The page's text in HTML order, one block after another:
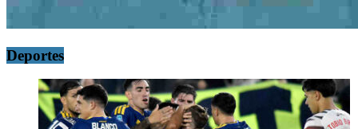
Deportes